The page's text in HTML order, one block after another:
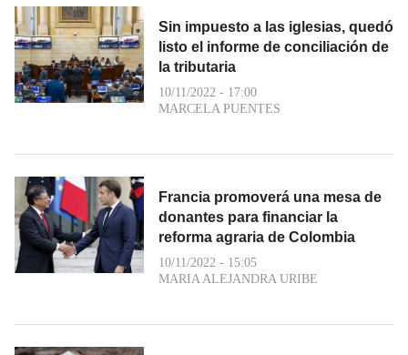
Sin impuesto a las iglesias, quedó
listo el informe de conciliación de
la tributaria
10/11/2022 - 17:00
MARCELA PUENTES
Francia promoverá una mesa de
donantes para financiar la
reforma agraria de Colombia
10/11/2022 - 15:05
MARIA ALEJANDRA URIBE